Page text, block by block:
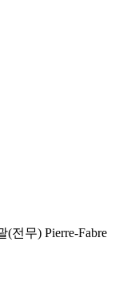
전무) Pierre-Fabre